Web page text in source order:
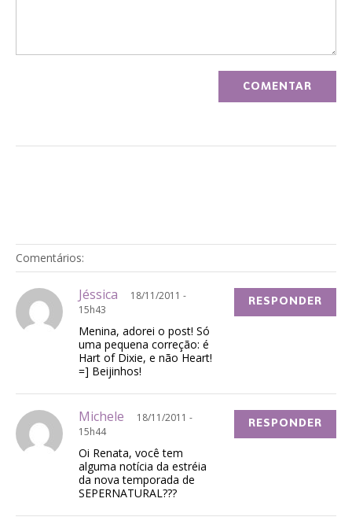
Comentários:
Jéssica
18/11/2011 -
15h43
Menina, adorei o post! Só
uma pequena correção: é
Hart of Dixie, e não Heart!
=] Beijinhos!
RESPONDER
Michele
18/11/2011 -
15h44
Oi Renata, você tem
alguma notícia da estréia
da nova temporada de
SEPERNATURAL???
RESPONDER